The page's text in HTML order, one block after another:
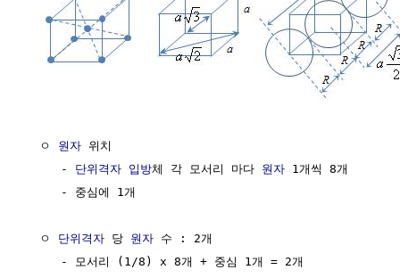
  ㅇ
원자 위치
     -
단위격자 입방체 각 모서리 마다 원자 1개씩 8개
     - 중심에 1개
  ㅇ
단위격자 당 원자 수 : 2개
     - 모서리 (1/8) x 8개 + 중심 1개 = 2개